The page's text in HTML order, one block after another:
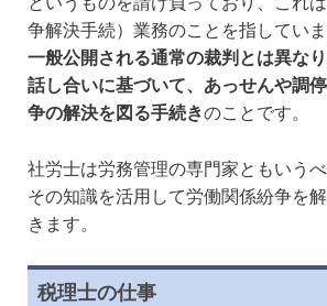
争解決手続）業務のことを指していま
一般公開される通常の裁判とは異な
話し合いに基づいて、あっせんや調
争の解決を図る手続きのことです。
社労士は労務管理の専門家ともいうべ
その知識を活用して労働関係紛争を
きます。
税理士の仕事